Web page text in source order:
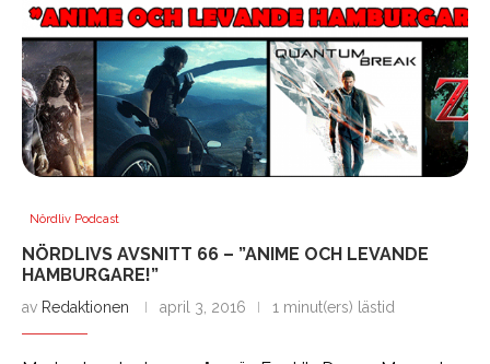
Nördliv Podcast
NÖRDLIVS AVSNITT 66 – ”ANIME OCH LEVANDE
HAMBURGARE!”
av Redaktionen april 3, 2016 1 minut(ers) lästid